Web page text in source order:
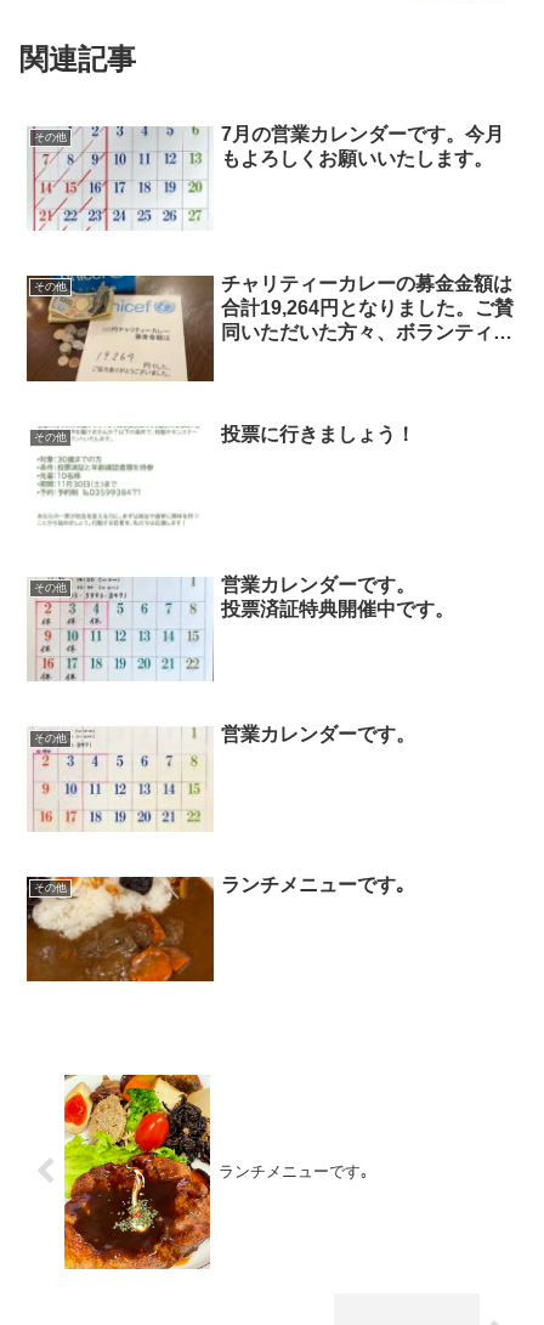
関連記事
その他
7月の営業カレンダーです。今月
もよろしくお願いいたします。
その他
チャリティーカレーの募金金額は
合計19,264円となりました。ご賛
同いただいた方々、ボランティア
その他 投票に行きましょう！
その他
営業カレンダーです。
投票済証特典開催中です。
その他 営業カレンダーです。
その他 ランチメニューです｡
ランチメニューです｡